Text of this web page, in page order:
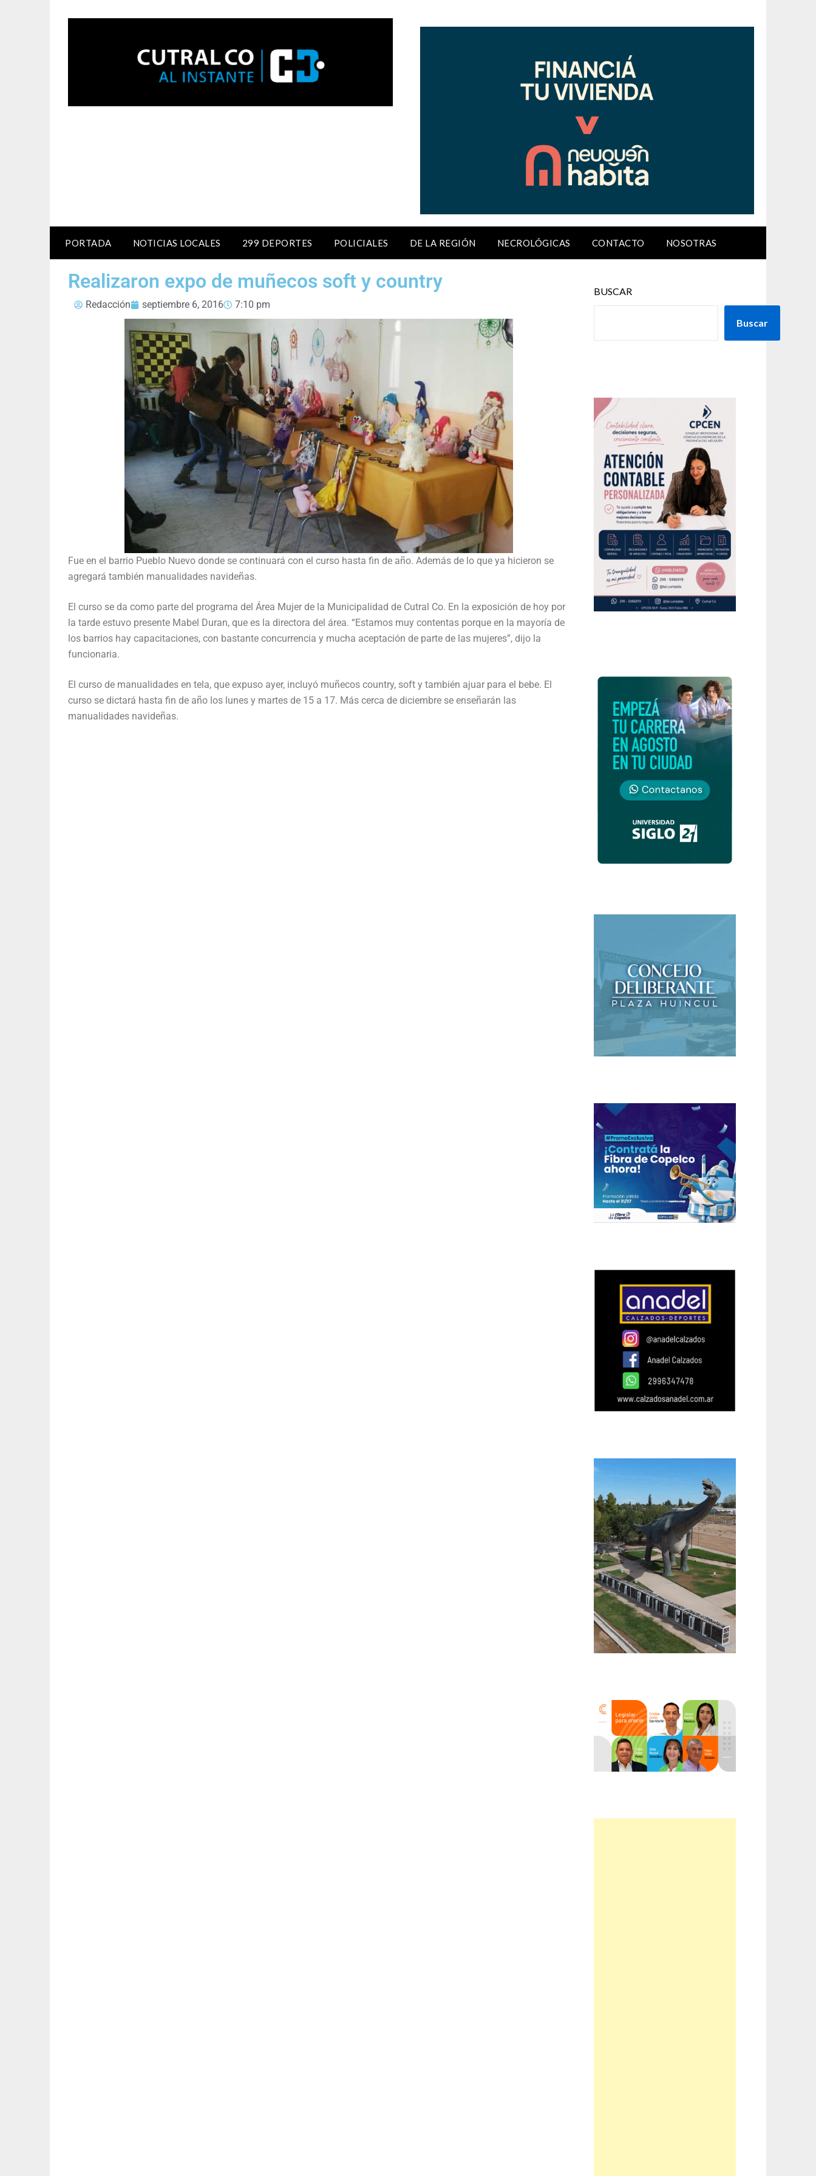
PORTADA NOTICIAS LOCALES 299 DEPORTES POLICIALES DE LA REGIÓN NECROLÓGICAS CONTACTO NOSOTRAS
Realizaron expo de muñecos soft y country
Redacción septiembre 6, 2016 7:10 pm
Fue en el barrio Pueblo Nuevo donde se continuará con el curso hasta fin de año. Además de lo que ya hicieron se
agregará también manualidades navideñas.
El curso se da como parte del programa del Área Mujer de la Municipalidad de Cutral Co. En la exposición de hoy por
la tarde estuvo presente Mabel Duran, que es la directora del área. “Estamos muy contentas porque en la mayoría de
los barrios hay capacitaciones, con bastante concurrencia y mucha aceptación de parte de las mujeres”, dijo la
funcionaria.
El curso de manualidades en tela, que expuso ayer, incluyó muñecos country, soft y también ajuar para el bebe. El
curso se dictará hasta fin de año los lunes y martes de 15 a 17. Más cerca de diciembre se enseñarán las
manualidades navideñas.
BUSCAR
Buscar